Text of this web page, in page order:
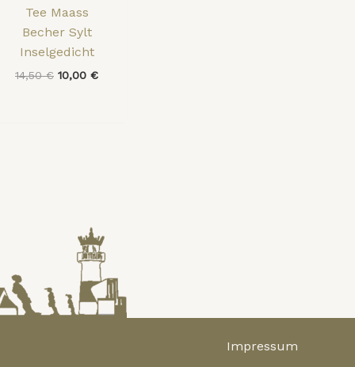
Tee Maass
Becher Sylt
Inselgedicht
14,50€ 10,00 €
Impressum